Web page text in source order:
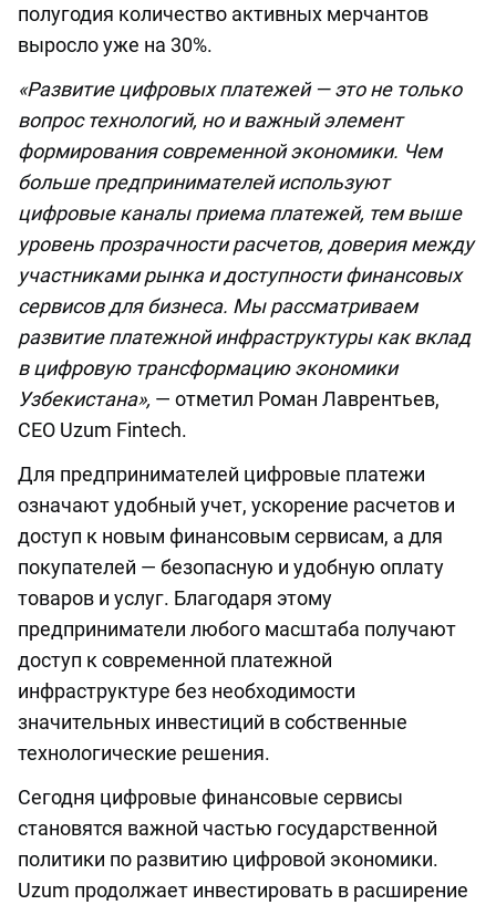
полугодия количество активных мерчантов
выросло уже на 30%.
«Развитие цифровых платежей — это не только
вопрос технологий, но и важный элемент
формирования современной экономики. Чем
больше предпринимателей используют
цифровые каналы приема платежей, тем выше
уровень прозрачности расчетов, доверия между
участниками рынка и доступности финансовых
сервисов для бизнеса. Мы рассматриваем
развитие платежной инфраструктуры как вклад
в цифровую трансформацию экономики
Узбекистана», — отметил Роман Лаврентьев,
СЕО Uzum Fintech.
Для предпринимателей цифровые платежи
означают удобный учет, ускорение расчетов и
доступ к новым финансовым сервисам, а для
покупателей — безопасную и удобную оплату
товаров и услуг. Благодаря этому
предприниматели любого масштаба получают
доступ к современной платежной
инфраструктуре без необходимости
значительных инвестиций в собственные
технологические решения.
Сегодня цифровые финансовые сервисы
становятся важной частью государственной
политики по развитию цифровой экономики.
Uzum продолжает инвестировать в расширение